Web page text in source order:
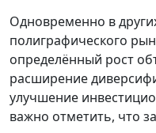
Одновременно в
полиграфического
определённый рост
расширение
улучшение
важно отметить, что